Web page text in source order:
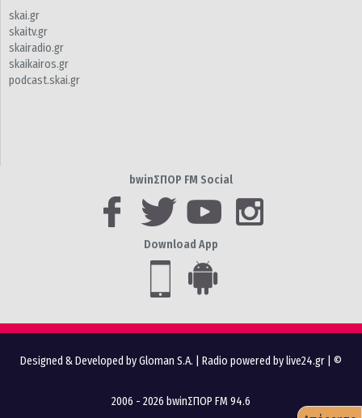
skai.gr
skaitv.gr
skairadio.gr
skaikairos.gr
podcast.skai.gr
bwinΣΠΟΡ FM Social
Download App
Designed & Developed by Gloman S.A. Radio powered by live24.gr | ©
2006 - 2026 bwinΣΠΟΡ FM 94.6